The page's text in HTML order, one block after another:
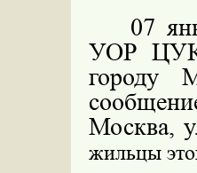
07
УОР
городу
Москва,
жильцы